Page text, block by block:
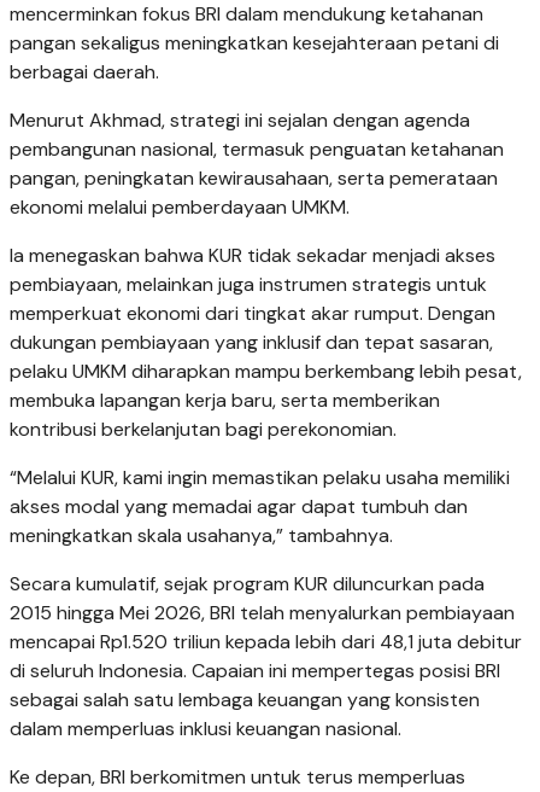
mencerminkan fokus BRI dalam mendukung ketahanan
pangan sekaligus meningkatkan kesejahteraan petani di
berbagai daerah.
Menurut Akhmad, strategi ini sejalan dengan agenda
pembangunan nasional, termasuk penguatan ketahanan
pangan, peningkatan kewirausahaan, serta pemerataan
ekonomi melalui pemberdayaan UMKM.
Ia menegaskan bahwa KUR tidak sekadar menjadi akses
pembiayaan, melainkan juga instrumen strategis untuk
memperkuat ekonomi dari tingkat akar rumput. Dengan
dukungan pembiayaan yang inklusif dan tepat sasaran,
pelaku UMKM diharapkan mampu berkembang lebih pesat,
membuka lapangan kerja baru, serta memberikan
kontribusi berkelanjutan bagi perekonomian.
“Melalui KUR, kami ingin memastikan pelaku usaha memiliki
akses modal yang memadai agar dapat tumbuh dan
meningkatkan skala usahanya,” tambahnya.
Secara kumulatif, sejak program KUR diluncurkan pada
2015 hingga Mei 2026, BRI telah menyalurkan pembiayaan
mencapai Rp1.520 triliun kepada lebih dari 48,1 juta debitur
di seluruh Indonesia. Capaian ini mempertegas posisi BRI
sebagai salah satu lembaga keuangan yang konsisten
dalam memperluas inklusi keuangan nasional.
Ke depan, BRI berkomitmen untuk terus memperluas